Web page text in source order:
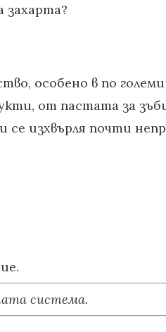
захарта?
особено в по
от пастата за
изхвърля почти
система.